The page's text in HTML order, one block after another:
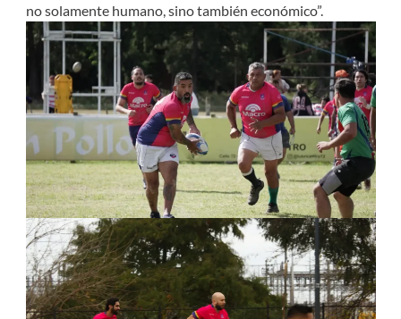
no solamente humano, sino también económico”.